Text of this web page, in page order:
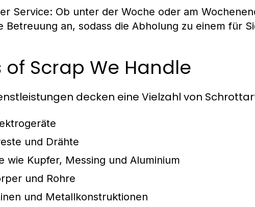
Service: Ob unter der Woche oder am
Betreuung an, sodass die Abholung zu einem für
of Scrap We Handle
decken eine Vielzahl von
und Drähte
wie Kupfer, Messing und Aluminium
und Rohre
und Metallkonstruktionen